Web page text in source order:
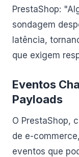
PrestaShop:
sondagem
latência,
que exigem
Eventos
Payloads
O PrestaShop,
de e-
eventos que